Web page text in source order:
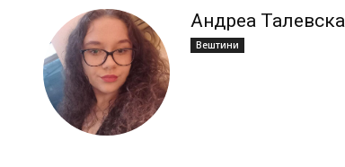
Андреа Талевска
Вештини